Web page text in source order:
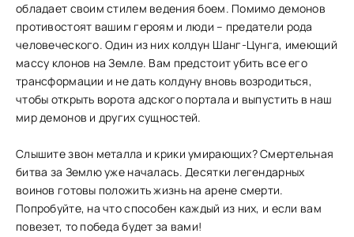
обладает своим стилем ведения боем. Помимо демонов
противостоят вашим героям и люди – предатели рода
человеческого. Один из них колдун Шанг-Цунга, имеющий
массу клонов на Земле. Вам предстоит убить все его
трансформации и не дать колдуну вновь возродиться,
чтобы открыть ворота адского портала и выпустить в наш
мир демонов и других сущностей.
Слышите звон металла и крики умирающих? Смертельная
битва за Землю уже началась. Десятки легендарных
воинов готовы положить жизнь на арене смерти.
Попробуйте, на что способен каждый из них, и если вам
повезет, то победа будет за вами!